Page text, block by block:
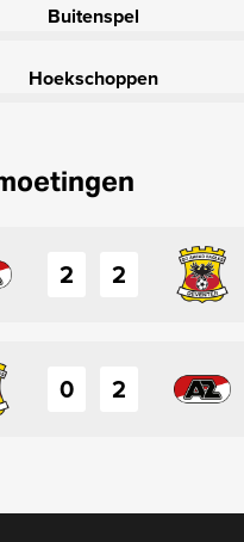
Buitenspel
Hoekschoppen
2 2
0 2